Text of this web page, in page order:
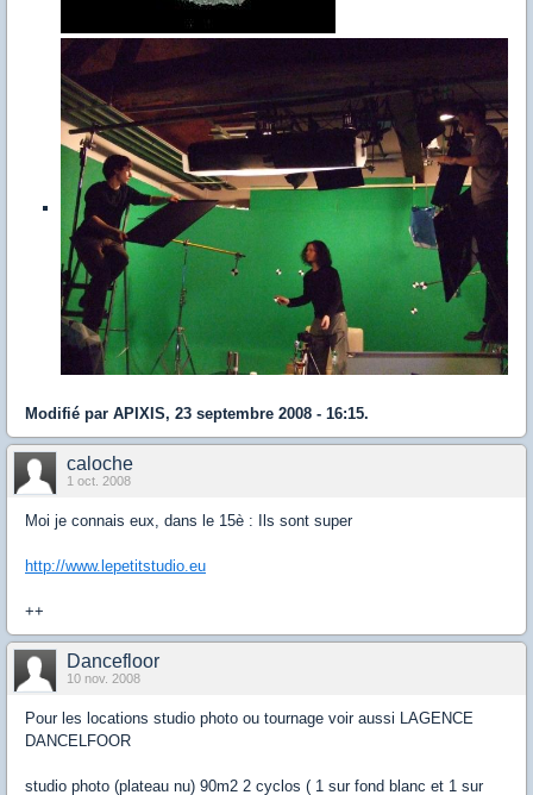
Modifié par APIXIS, 23 septembre 2008 - 16:15.
caloche
1 oct. 2008
Moi je connais eux, dans le 15è : Ils sont super
http://www.lepetitstudio.eu
++
Dancefloor
10 nov. 2008
Pour les locations studio photo ou tournage voir aussi LAGENCE
DANCELFOOR
studio photo (plateau nu) 90m2 2 cyclos ( 1 sur fond blanc et 1 sur